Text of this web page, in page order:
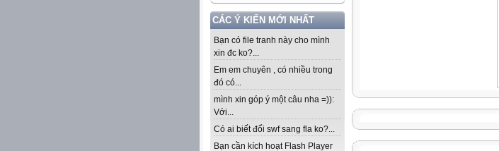
CÁC Ý KIẾN MỚI NHẤT
Bạn có file tranh này cho mình
xin đc ko?...
Em em chuyên , có nhiều trong
đó có...
mình xin góp ý một câu nha =)):
Với...
Có ai biết đổi swf sang fla ko?...
Bạn cần kích hoạt Flash Player